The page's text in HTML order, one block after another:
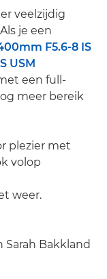
veelzijdig
je een
F5.6-8 IS
USM
een full-
meer bereik
plezier met
volop
weer.
Bakkland